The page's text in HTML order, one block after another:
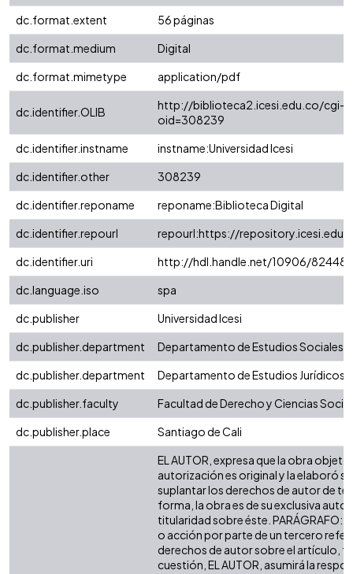
dc.format.extent
56 páginas
dc.format.medium
Digital
dc.format.mimetype
application/pdf
dc.identifier.OLIB
http://biblioteca2.icesi.edu.co/cgi-
oid=308239
dc.identifier.instname
instname:Universidad Icesi
dc.identifier.other
308239
dc.identifier.reponame
reponame:Biblioteca Digital
dc.identifier.repourl
repourl:https://
dc.identifier.uri
http://hdl.handle.net/10906/82448
dc.language.iso
spa
dc.publisher
Universidad Icesi
dc.publisher.department
Departamento de Estudios Sociales
dc.publisher.department
Departamento de Estudios Jurídicos
dc.publisher.faculty
Facultad de Derecho y Ciencias
dc.publisher.place
Santiago de Cali
EL AUTOR, expresa que la obra
autorización es original y la elaboró
suplantar los derechos de autor de
forma, la obra es de su exclusiva
titularidad sobre éste. PARÁGRAFO:
o acción por parte de un tercero
derechos de autor sobre el artículo,
cuestión, EL AUTOR, asumirá la